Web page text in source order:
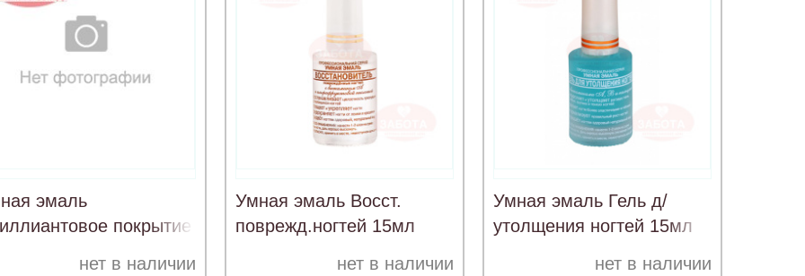
эмаль
покрытие
нет в наличии
Умная эмаль Восст.
поврежд.ногтей 15мл
нет в наличии
Умная эмаль Гель д/
утолщения ногтей 15мл
нет в наличии